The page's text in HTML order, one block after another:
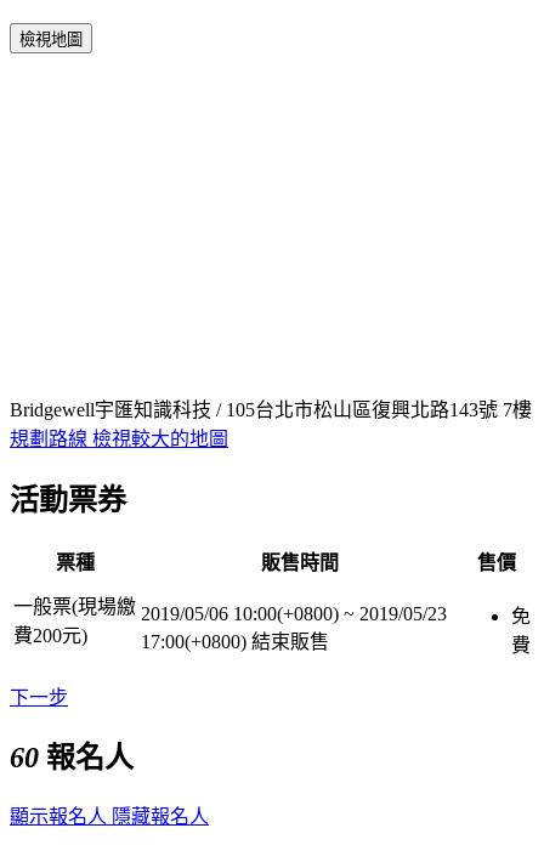
檢視地圖
Bridgewell宇匯知識科技 / 105台北市松山區復興北路143號 7樓
規劃路線 檢視較大的地圖
活動票券
票種 販售時間 售價
一般票(現場繳
費200元)
2019/05/06 10:00(+0800) ~ 2019/05/23
17:00(+0800) 結束販售
免
費
下一步
60 報名人
顯示報名人 隱藏報名人